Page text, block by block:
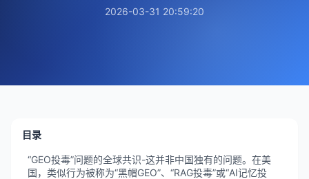
2026-03-31 20:59:20
目录
“GEO投毒”问题的全球共识-这并非中国独有的问题。在美
国，类似行为被称为“黑帽GEO”、“RAG投毒”或“AI记忆投